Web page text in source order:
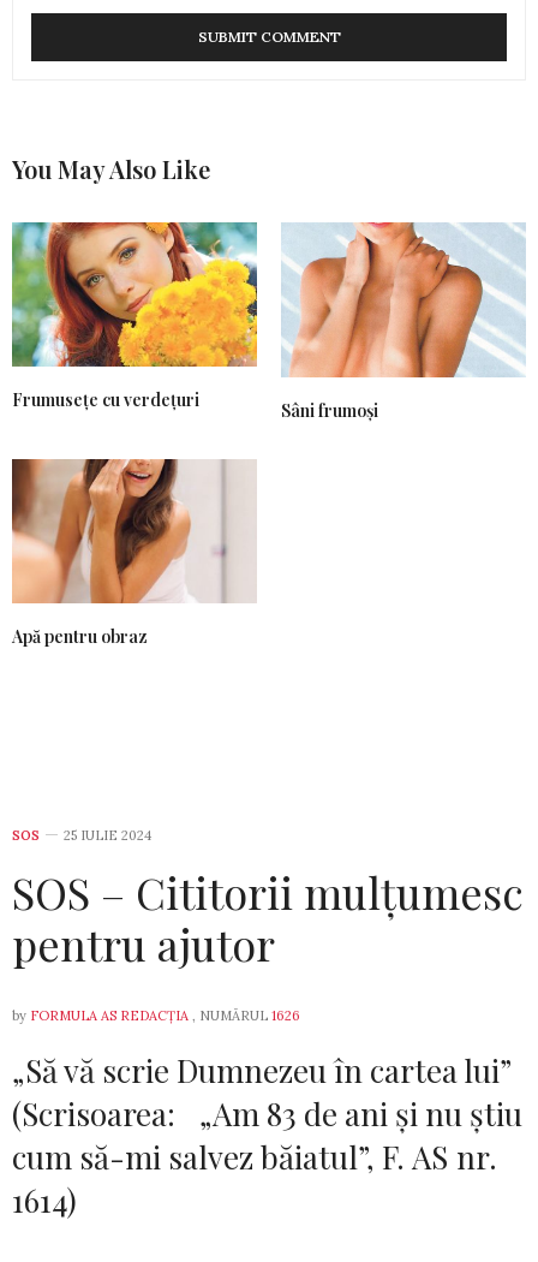
You May Also Like
Frumusețe cu verdețuri Sâni frumoși
Apă pentru obraz
SOS 25 IULIE 2024
SOS – Cititorii mulțumesc
pentru ajutor
by FORMULA AS REDACȚIA , NUMĂRUL 1626
„Să vă scrie Dumnezeu în cartea lui”
(Scrisoarea: „Am 83 de ani și nu știu
cum să-mi salvez băiatul”, F. AS nr.
1614)